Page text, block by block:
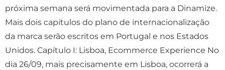
próxima semana será movimentada para a Dinamize.
Mais dois capítulos do plano de internacionalização
da marca serão escritos em Portugal e nos Estados
Unidos. Capítulo I: Lisboa, Ecommerce Experience No
dia 26/09, mais precisamente em Lisboa, ocorrerá a